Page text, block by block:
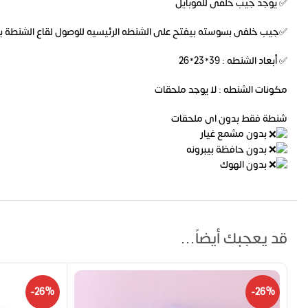
✅ يوجد جيب خلفى للموبايل
✅جيب خلفى بسوسته بيفتح على الشنطه الرئيسيه للوصول لقاع الشنطة
✅ أبعاد الشنطه : 39*23*26
مكونات الشنطه : لا يوجد ملحقات
شنطة فقط بدون اى ملحقات
بدون مشمع غيار
بدون حافظة بيبرونه
بدون الهوك
قد يعجبك أيضاً…
-26%
-26%